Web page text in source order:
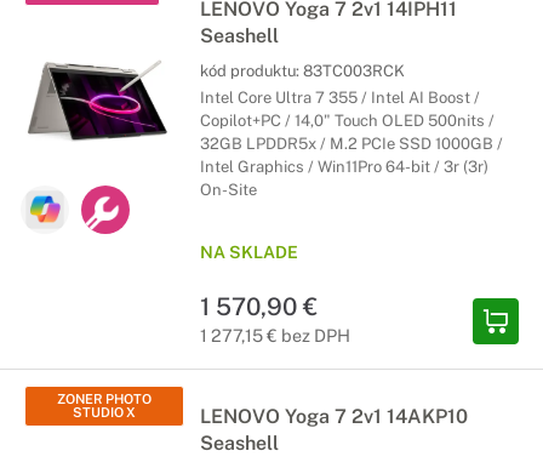
LENOVO Yoga 7 2v1 14IPH11
Seashell
kód produktu: 83TC003RCK
Intel Core Ultra 7 355 / Intel AI Boost /
Copilot+PC / 14,0" Touch OLED 500nits /
32GB LPDDR5x / M.2 PCIe SSD 1000GB /
Intel Graphics / Win11Pro 64-bit / 3r (3r)
On-Site
NA SKLADE
1 570,90 €
1 277,15 € bez DPH
ZONER PHOTO
STUDIO X
LENOVO Yoga 7 2v1 14AKP10
Seashell